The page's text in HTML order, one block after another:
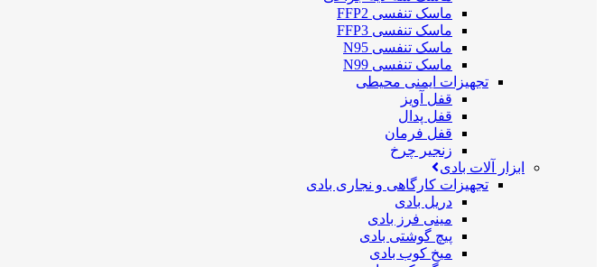
ماسک تنفسی FFP2
ماسک تنفسی FFP3
ماسک تنفسی N95
ماسک تنفسی N99
تجهیزات ایمنی محیطی
قفل آویز
قفل پدال
قفل فرمان
زنجیر چرخ
ابزار آلات بادی
تجهیزات کارگاهی و نجاری بادی
دریل بادی
مینی فرز بادی
پیچ گوشتی بادی
میخ کوب بادی